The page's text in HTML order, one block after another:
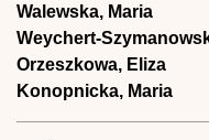
Walewska, Maria
Weychert-
Orzeszkowa, Eliza
Konopnicka, Maria